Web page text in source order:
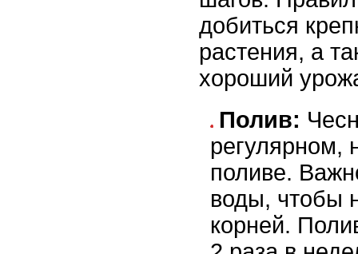
добиться
растения, а
хороший
Полив:
регулярном,
поливе.
воды, чтобы
корней.